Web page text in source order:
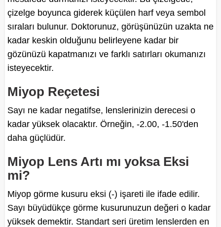
çizelge boyunca giderek küçülen harf veya sembol
sıraları bulunur. Doktorunuz, görüşünüzün uzakta ne
kadar keskin olduğunu belirleyene kadar bir
gözünüzü kapatmanızı ve farklı satırları okumanızı
isteyecektir.
Miyop Reçetesi
Sayı ne kadar negatifse, lenslerinizin derecesi o
kadar yüksek olacaktır. Örneğin, -2.00, -1.50'den
daha güçlüdür.
Miyop Lens Artı mı yoksa Eksi
mi?
Miyop görme kusuru eksi (-) işareti ile ifade edilir.
Sayı büyüdükçe görme kusurunuzun değeri o kadar
yüksek demektir. Standart seri üretim lenslerden en